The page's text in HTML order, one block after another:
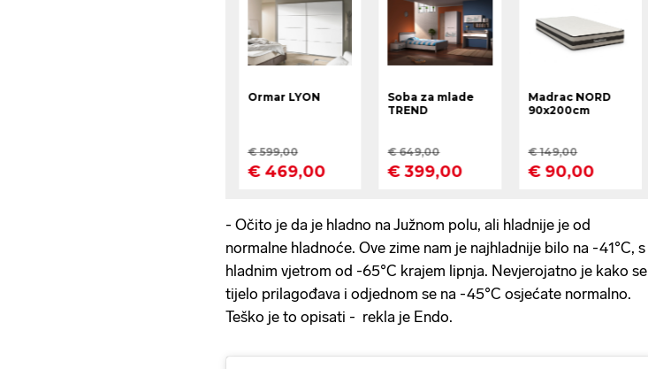
- Očito je da je hladno na Južnom polu, ali hladnije je od
normalne hladnoće. Ove zime nam je najhladnije bilo na -41°C, s
hladnim vjetrom od -65°C krajem lipnja. Nevjerojatno je kako se
tijelo prilagođava i odjednom se na -45°C osjećate normalno.
Teško je to opisati - rekla je Endo.